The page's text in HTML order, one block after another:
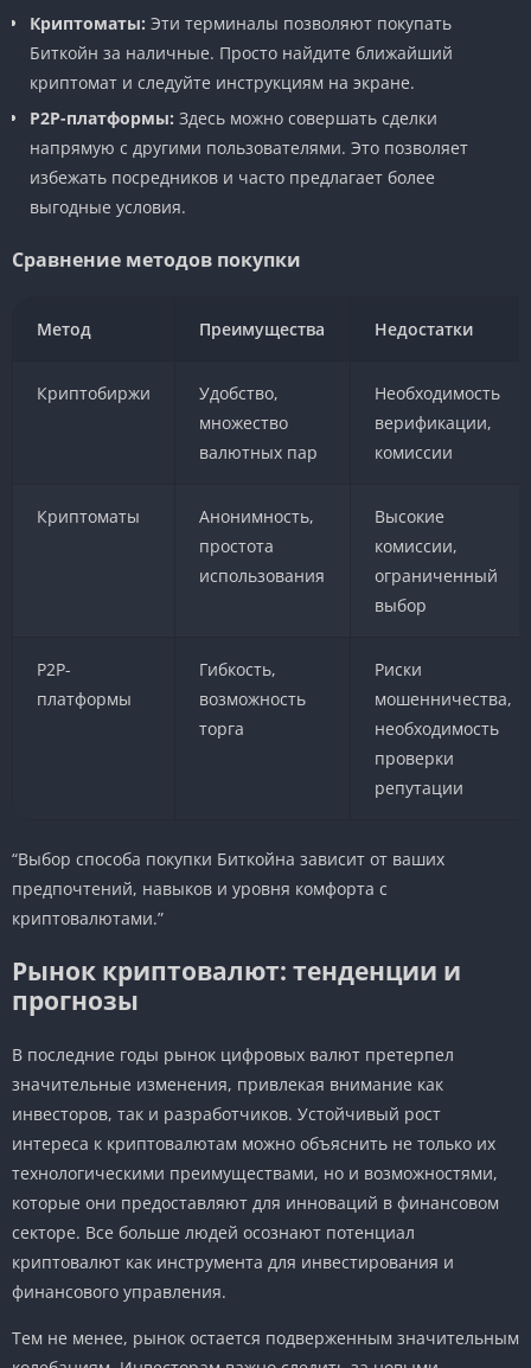
Криптоматы: Эти терминалы позволяют покупать
Биткойн за наличные. Просто найдите ближайший
криптомат и следуйте инструкциям на экране.
Р2Р-платформы: Здесь можно совершать сделки
напрямую с другими пользователями. Это позволяет
избежать посредников и часто предлагает более
выгодные условия.
Сравнение методов покупки
Метод Преимущества Недостатки
Криптобиржи
Удобство,
множество
валютных пар
Необходимость
верификации,
комиссии
Криптоматы
Анонимность,
простота
использования
Высокие
комиссии,
ограниченный
выбор
Р2Р-
платформы
Гибкость,
возможность
торга
Риски
мошенничества,
необходимость
проверки
репутации
“Выбор способа покупки Биткойна зависит от ваших
предпочтений, навыков и уровня комфорта с
криптовалютами.”
Рынок криптовалют: тенденции и
прогнозы
В последние годы рынок цифровых валют претерпел
значительные изменения, привлекая внимание как
инвесторов, так и разработчиков. Устойчивый рост
интереса к криптовалютам можно объяснить не только их
технологическими преимуществами, но и возможностями,
которые они предоставляют для инноваций в финансовом
секторе. Все больше людей осознают потенциал
криптовалют как инструмента для инвестирования и
финансового управления.
Тем не менее, рынок остается подверженным значительным